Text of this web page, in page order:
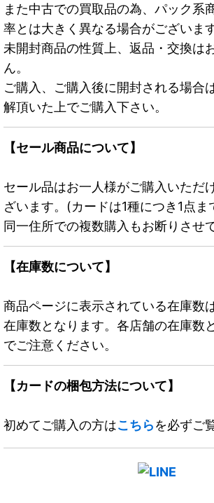
また中古での買取品の為、パック系
率とは大きく異なる場合がございます
未開封商品の性質上、返品・交換は
ん。
ご購入、ご購入後に開封される場合
解頂いた上でご購入下さい。
【セール商品について】
セール品はお一人様がご購入いただ
ざいます。(カードは1種につき1点ま
同一住所での複数購入もお断りさせ
【在庫数について】
商品ページに表示されている在庫数
在庫数となります。各店舗の在庫数
でご注意ください。
【カードの梱包方法について】
初めてご購入の方はこちらを必ずご